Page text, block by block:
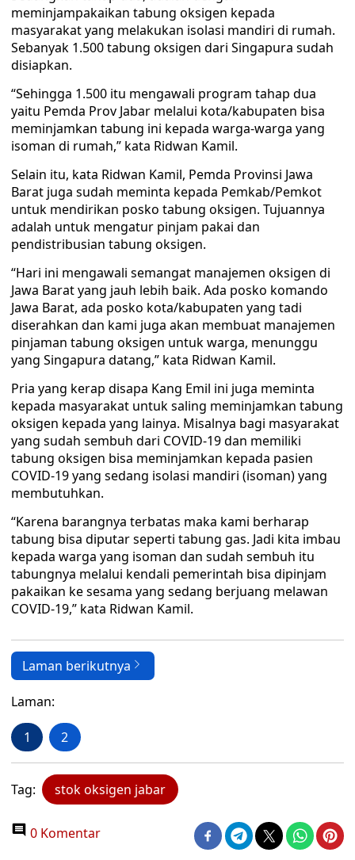
meminjampakaikan tabung oksigen kepada
masyarakat yang melakukan isolasi mandiri di rumah.
Sebanyak 1.500 tabung oksigen dari Singapura sudah
disiapkan.
“Sehingga 1.500 itu mengawali program tahap dua
yaitu Pemda Prov Jabar melalui kota/kabupaten bisa
meminjamkan tabung ini kepada warga-warga yang
isoman di rumah,” kata Ridwan Kamil.
Selain itu, kata Ridwan Kamil, Pemda Provinsi Jawa
Barat juga sudah meminta kepada Pemkab/Pemkot
untuk mendirikan posko tabung oksigen. Tujuannya
adalah untuk mengatur pinjam pakai dan
pendistribusian tabung oksigen.
“Hari ini mengawali semangat manajemen oksigen di
Jawa Barat yang jauh lebih baik. Ada posko komando
Jawa Barat, ada posko kota/kabupaten yang tadi
diserahkan dan kami juga akan membuat manajemen
pinjaman tabung oksigen untuk warga, menunggu
yang Singapura datang,” kata Ridwan Kamil.
Pria yang kerap disapa Kang Emil ini juga meminta
kepada masyarakat untuk saling meminjamkan tabung
oksigen kepada yang lainya. Misalnya bagi masyarakat
yang sudah sembuh dari COVID-19 dan memiliki
tabung oksigen bisa meminjamkan kepada pasien
COVID-19 yang sedang isolasi mandiri (isoman) yang
membutuhkan.
“Karena barangnya terbatas maka kami berharap
tabung bisa diputar seperti tabung gas. Jadi kita imbau
kepada warga yang isoman dan sudah sembuh itu
tabungnya melalui kendali pemerintah bisa dipinjam
pakaikan ke sesama yang sedang berjuang melawan
COVID-19,” kata Ridwan Kamil.
Laman berikutnya
Laman:
1 2
Tag: stok oksigen jabar
0 Komentar